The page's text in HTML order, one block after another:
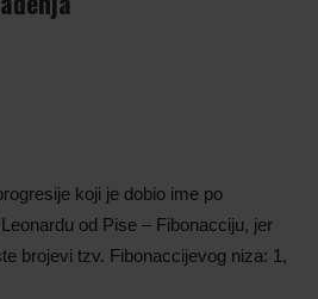
koji je dobio ime po
od Pise – Fibonacciju, jer
brojevi tzv. Fibonaccijevog niza: 1,